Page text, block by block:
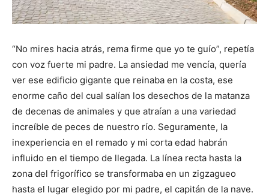
“No mires hacia atrás, rema firme que yo te guío”, repetía
con voz fuerte mi padre. La ansiedad me vencía, quería
ver ese edificio gigante que reinaba en la costa, ese
enorme caño del cual salían los desechos de la matanza
de decenas de animales y que atraían a una variedad
increíble de peces de nuestro río. Seguramente, la
inexperiencia en el remado y mi corta edad habrán
influido en el tiempo de llegada. La línea recta hasta la
zona del frigorífico se transformaba en un zigzagueo
hasta el lugar elegido por mi padre, el capitán de la nave.